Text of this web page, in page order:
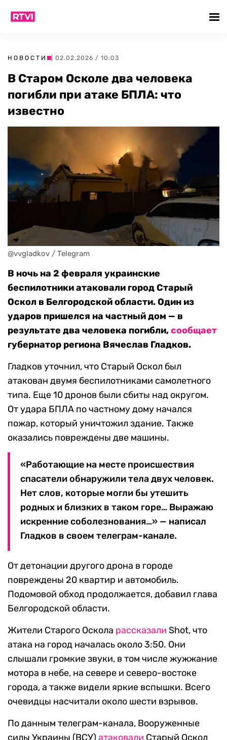
НОВОСТИ | 02.02.2026 / 10:03
В Старом Осколе два человека
погибли при атаке БПЛА: что
известно
@vvgladkov / Telegram
В ночь на 2 февраля украинские
беспилотники атаковали город Старый
Оскол в Белгородской области. Один из
ударов пришелся на частный дом — в
результате два человека погибли,сообщает
губернатор региона Вячеслав Гладков.
Гладков уточнил, что Старый Оскол был
атакован двумя беспилотниками самолетного
типа. Еще 10 дронов были сбиты над округом.
От удара БПЛА по частному дому начался
пожар, который уничтожил здание. Также
оказались повреждены две машины.
«Работающие на месте происшествия
спасатели обнаружили тела двух человек.
Нет слов, которые могли бы утешить
родных и близких в таком горе… Выражаю
искренние соболезнования…» — написал
Гладков в своем телеграм-канале.
От детонации другого дрона в городе
повреждены 20 квартир и автомобиль.
Подомовой обход продолжается, добавил глава
Белгородской области.
Жители Старого Оскола рассказали Shot, что
атака на город началась около 3:50. Они
слышали громкие звуки, в том числе жужжание
мотора в небе, на севере и северо-востоке
города, а также видели яркие вспышки. Всего
очевидцы насчитали около шести взрывов.
По данным телеграм-канала, Вооруженные
силы Украины (ВСУ) атаковали Старый Оскол